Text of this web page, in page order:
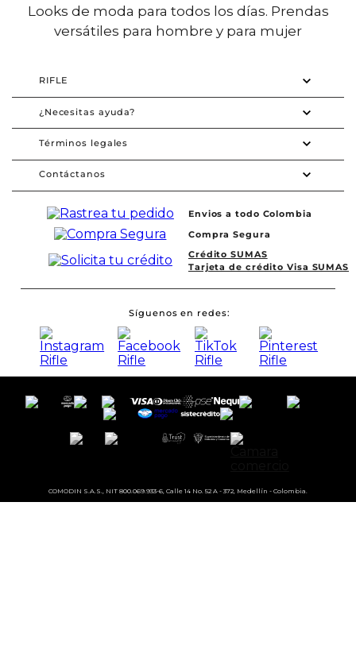
Looks de moda para todos los días. Prendas
versátiles para hombre y para mujer
RIFLE
¿Necesitas ayuda?
Términos legales
Contáctanos
Envios a todo Colombia
Compra Segura
Crédito SUMAS
Tarjeta de crédito Visa SUMAS
Síguenos en redes
COMODIN S.A.S., NIT 800.069.933-6, Calle 14 No. 52 A - 372, Medellín - Colombia.